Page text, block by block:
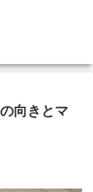
向きとマ